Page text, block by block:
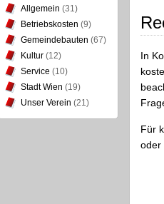
Allgemein (31)
Betriebskosten (9)
Gemeindebauten (67)
Kultur (12)
Service (10)
Stadt Wien (19)
Unser Verein (21)
In
Für
oder